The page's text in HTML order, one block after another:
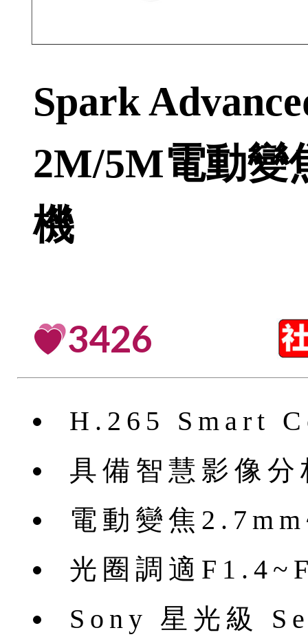
Spark
2M/5M電動變
機
3426
H.265 Smart
具備智慧影像
電動變焦
光圈調適
Sony 星光級